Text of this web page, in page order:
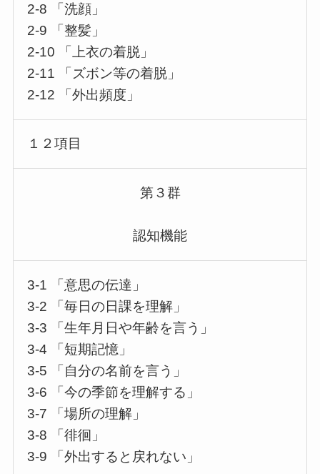
2-8 「洗顔」
2-9 「整髪」
2-10 「上衣の着脱」
2-11 「ズボン等の着脱」
2-12 「外出頻度」
１２項目
第３群
認知機能
3-1 「意思の伝達」
3-2 「毎日の日課を理解」
3-3 「生年月日や年齢を言う」
3-4 「短期記憶」
3-5 「自分の名前を言う」
3-6 「今の季節を理解する」
3-7 「場所の理解」
3-8 「徘徊」
3-9 「外出すると戻れない」